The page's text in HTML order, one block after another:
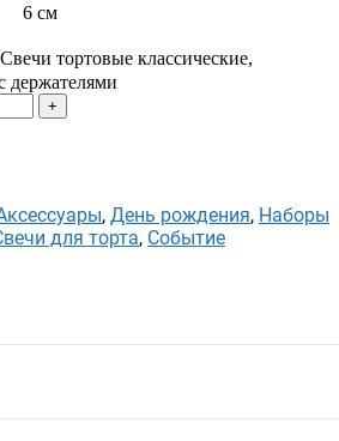
6 см
тортовые классические,
держателями
, День рождения, Наборы
для торта, Событие